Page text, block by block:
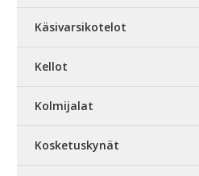
Käsivarsikotelot
Kellot
Kolmijalat
Kosketuskynät